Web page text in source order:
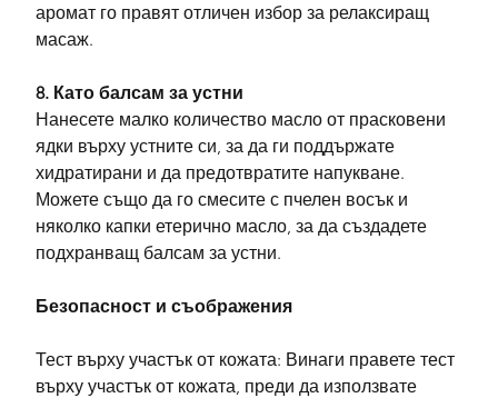
аромат го правят отличен избор за релаксиращ
масаж.
8. Като балсам за устни
Нанесете малко количество масло от прасковени
ядки върху устните си, за да ги поддържате
хидратирани и да предотвратите напукване.
Можете също да го смесите с пчелен восък и
няколко капки етерично масло, за да създадете
подхранващ балсам за устни.
Безопасност и съображения
Тест върху участък от кожата: Винаги правете тест
върху участък от кожата, преди да използвате